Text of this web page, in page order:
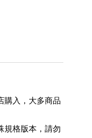
購入，大多商品
規格版本，請勿